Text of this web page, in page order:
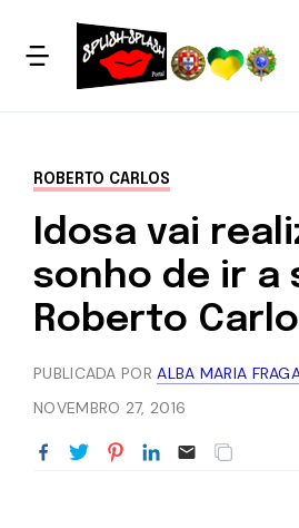
ROBERTO CARLOS
Idosa vai
sonho de ir a
Roberto
PUBLICADA PORALBA MARIA
NOVEMBRO 27, 2016